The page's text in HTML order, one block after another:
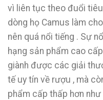
vì liên tục theo đuổi
dòng họ Camus làm
nên quá nổi tiếng . Sự
hạng sản phẩm cao
giành được các giải
tế uy tín về rượu , mà
phẩm cấp thấp hơn